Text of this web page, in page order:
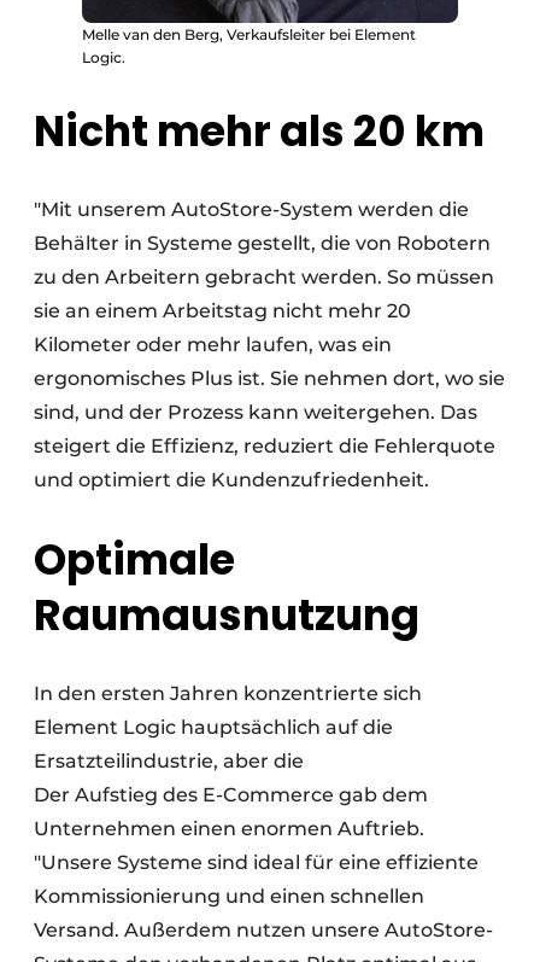
Melle van den Berg, Verkaufsleiter bei Element
Logic.
Nicht mehr als 20 km
"Mit unserem AutoStore-System werden die
Behälter in Systeme gestellt, die von Robotern
zu den Arbeitern gebracht werden. So müssen
sie an einem Arbeitstag nicht mehr 20
Kilometer oder mehr laufen, was ein
ergonomisches Plus ist. Sie nehmen dort, wo sie
sind, und der Prozess kann weitergehen. Das
steigert die Effizienz, reduziert die Fehlerquote
und optimiert die Kundenzufriedenheit.
Optimale
Raumausnutzung
In den ersten Jahren konzentrierte sich
Element Logic hauptsächlich auf die
Ersatzteilindustrie, aber die
Der Aufstieg des E-Commerce gab dem
Unternehmen einen enormen Auftrieb.
"Unsere Systeme sind ideal für eine effiziente
Kommissionierung und einen schnellen
Versand. Außerdem nutzen unsere AutoStore-